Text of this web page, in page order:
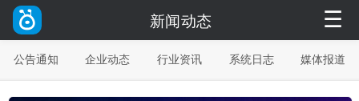
新闻动态 ☰
公告通知 企业动态 行业资讯 系统日志 媒体报道